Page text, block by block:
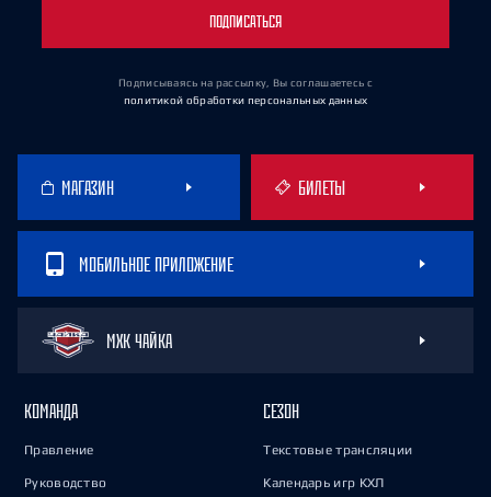
ПОДПИСАТЬСЯ
Подписываясь на рассылку, Вы соглашаетесь с
политикой обработки персональных данных
МАГАЗИН БИЛЕТЫ
МОБИЛЬНОЕ ПРИЛОЖЕНИЕ
МХК ЧАЙКА
КОМАНДА
Правление
Руководство
СЕЗОН
Текстовые трансляции
Календарь игр КХЛ